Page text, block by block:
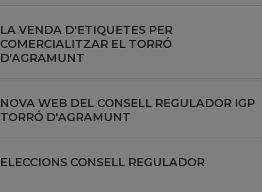
LA VENDA D'ETIQUETES PER
COMERCIALITZAR EL TORRÓ
D'AGRAMUNT
NOVA WEB DEL CONSELL REGULADOR IGP
TORRÓ D'AGRAMUNT
ELECCIONS CONSELL REGULADOR